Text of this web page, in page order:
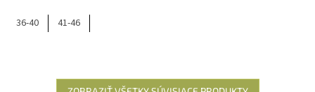
36-40 41-46